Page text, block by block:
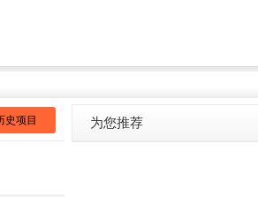
史项目 为您推荐